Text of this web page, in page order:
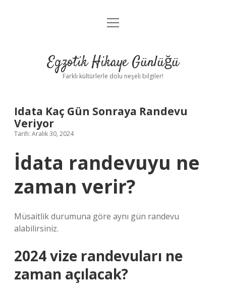
Anasayfa
Yasal Uyarı
menüyü
Egzotik Hikaye Günlüğü
Farklı kültürlerle dolu neşeli bilgiler!
Idata Kaç Gün Sonraya Randevu
Veriyor
Tarih: Aralık 30, 2024
İdata randevuyu ne
zaman verir?
Müsaitlik durumuna göre aynı gün randevu
alabilirsiniz.
2024 vize randevuları ne
zaman açılacak?